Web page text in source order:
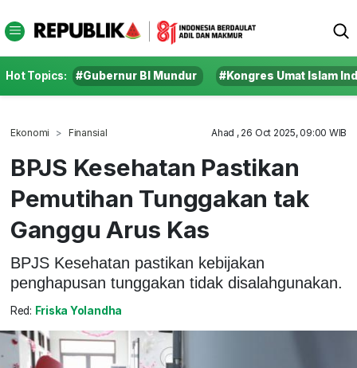
Hot Topics: #Gubernur BI Mundur #Kongres Umat Islam
Ekonomi Finansial Ahad , 26 Oct 2025, 09:00 WIB
BPJS Kesehatan Pastikan
Pemutihan Tunggakan tak
Ganggu Arus Kas
BPJS Kesehatan pastikan kebijakan
penghapusan tunggakan tidak disalahgunakan.
Red: Friska Yolandha